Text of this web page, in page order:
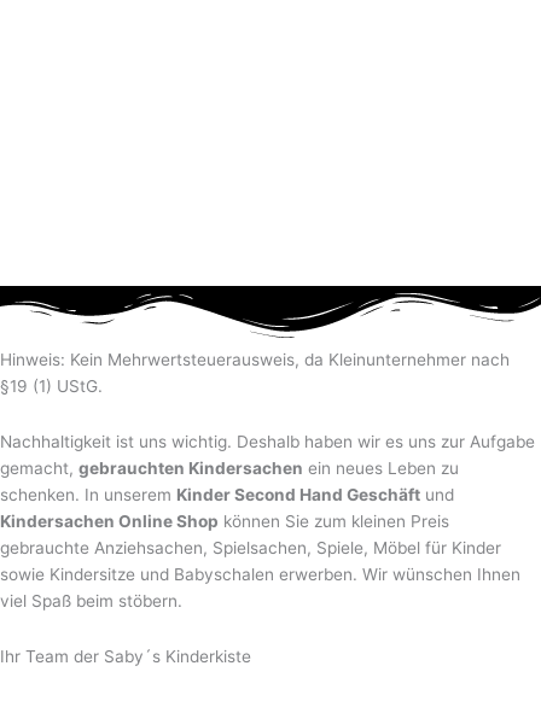
Hinweis: Kein Mehrwertsteuerausweis, da Kleinunternehmer nach
§19 (1) UStG.
Nachhaltigkeit ist uns wichtig. Deshalb haben wir es uns zur Aufgabe
gemacht, gebrauchten Kindersachen ein neues Leben zu
schenken. In unserem Kinder Second Hand Geschäft und
Kindersachen Online Shop können Sie zum kleinen Preis
gebrauchte Anziehsachen, Spiel­sachen, Spiele, Möbel für Kinder
sowie Kindersitze und Babyschalen erwerben. Wir wünschen Ihnen
viel Spaß beim stöbern.
Ihr Team der Saby´s Kinderkiste